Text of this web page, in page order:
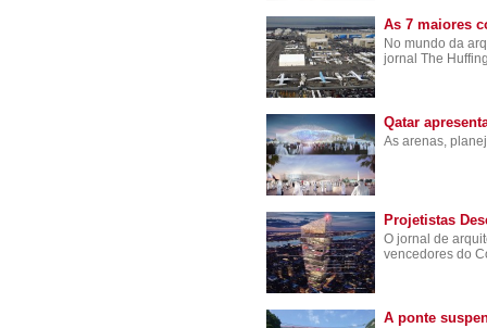
As 7 maiores
No mundo da
jornal The
Qatar
As arenas,
Projetistas
O jornal de
vencedores do
A ponte